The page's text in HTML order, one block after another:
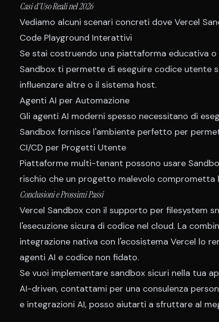
Casi d'Uso Reali nel 2026
Vediamo alcuni scenari concreti dove Vercel
Code Playground Interattivi
Se stai costruendo una piattaforma educativa
Sandbox ti permette di eseguire codice utente
influenzare altre o il sistema host.
Agenti AI per Automazione
Gli agenti AI moderni spesso necessitano di
Sandbox fornisce l'ambiente perfetto per
CI/CD per Progetti Utente
Piattaforme multi-tenant possono usare
rischio che un progetto malevolo comprometta
Conclusioni e Prossimi Passi
Vercel Sandbox con il supporto per filesystem
l'esecuzione sicura di codice nel cloud. La
integrazione nativa con l'ecosistema Vercel lo
agenti AI e codice non fidato.
Se vuoi implementare sandbox sicuri nella tua
AI-driven, contattami per una consulenza
e integrazioni AI, posso aiutarti a sfruttare al